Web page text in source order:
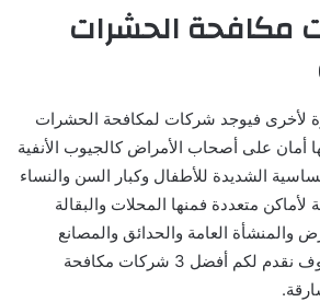
مكافحة الحشرات
لأخرى فيوجد شركات لمكافحة الحشرات
أمان على أصحاب الأمراض كالجيوب الأنفية
الشديدة للأطفال وكبار السن والنساء
متعددة فمنها المحلات والبقالة
والمنشأة العامة والحدائق والمصانع
والشركات وغيرها، وسوف نقدم لكم أفضل 3 شركات مكافحة